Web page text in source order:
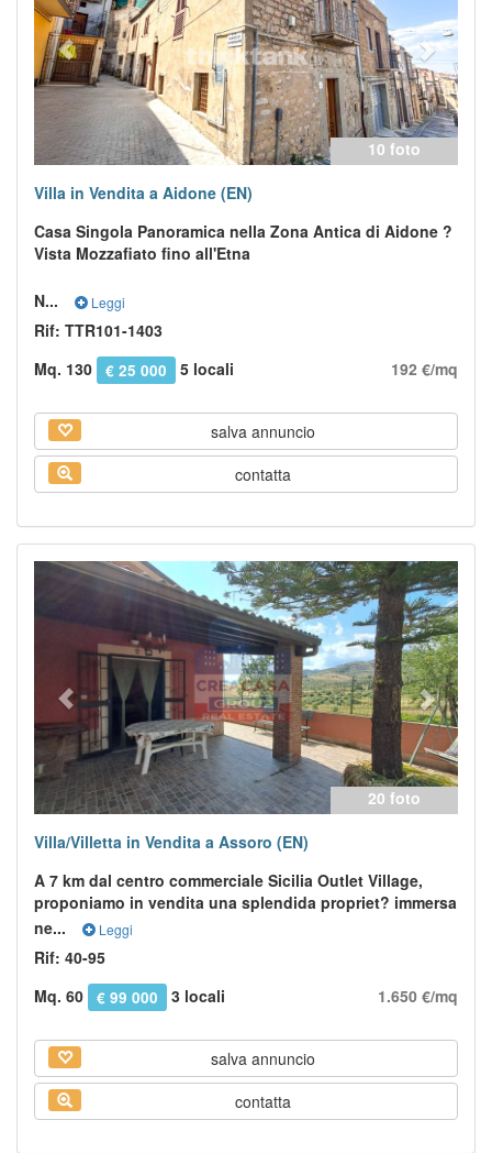
10 foto
Villa in Vendita a Aidone (EN)
Casa Singola Panoramica nella Zona Antica di Aidone ?
Vista Mozzafiato fino all'Etna
N... Leggi
Rif: TTR101-1403
Mq. 130
€ 25 000 5 locali 192 €/mq
salva annuncio
contatta
20 foto
Previous Next
Villa/Villetta in Vendita a Assoro (EN)
A 7 km dal centro commerciale Sicilia Outlet Village,
proponiamo in vendita una splendida propriet? immersa
ne...
Leggi
Rif: 40-95
Mq. 60
€ 99 000 3 locali 1.650 €/mq
salva annuncio
contatta